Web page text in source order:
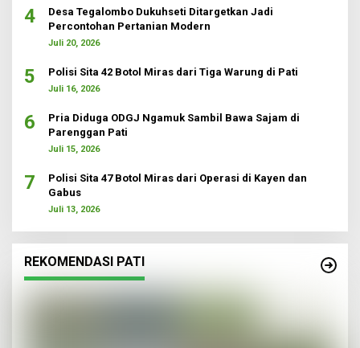
4
Desa Tegalombo Dukuhseti Ditargetkan Jadi
Percontohan Pertanian Modern
Juli 20, 2026
5 Polisi Sita 42 Botol Miras dari Tiga Warung di Pati
Juli 16, 2026
6
Pria Diduga ODGJ Ngamuk Sambil Bawa Sajam di
Parenggan Pati
Juli 15, 2026
7
Polisi Sita 47 Botol Miras dari Operasi di Kayen dan
Gabus
Juli 13, 2026
REKOMENDASI PATI